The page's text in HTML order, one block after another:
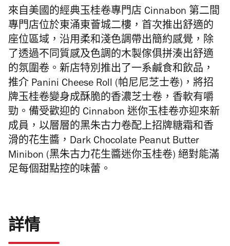
來自美國的經典玉桂卷專門店 Cinnabon 第二間
專門店位於東涌東薈城二樓， 首次推出舒適的
座位區域， 沿用柔和淺色調帶出簡約感覺，除
了透過不同質感及色調的木製傢俱拼湊出舒適
的氛圍卷。新店特別推出了一系鹹食和飲品，
推介 Panini Cheese Roll (帕尼尼芝士卷) ，將招
牌玉桂卷變身成酥脆的香濃芝士卷， 香軟有嚼
勁。 備受歡迎的 Cinnabon 迷你玉桂卷亦迎來新
成員， 以層層的黑朱古力卷配上招牌糖霜和香
滑的花生醬， Dark Chocolate Peanut Butter
Minibon (黑朱古力花生醬迷你玉桂卷) 絕對能滿
足每個甜點控的味蕾。
詳情